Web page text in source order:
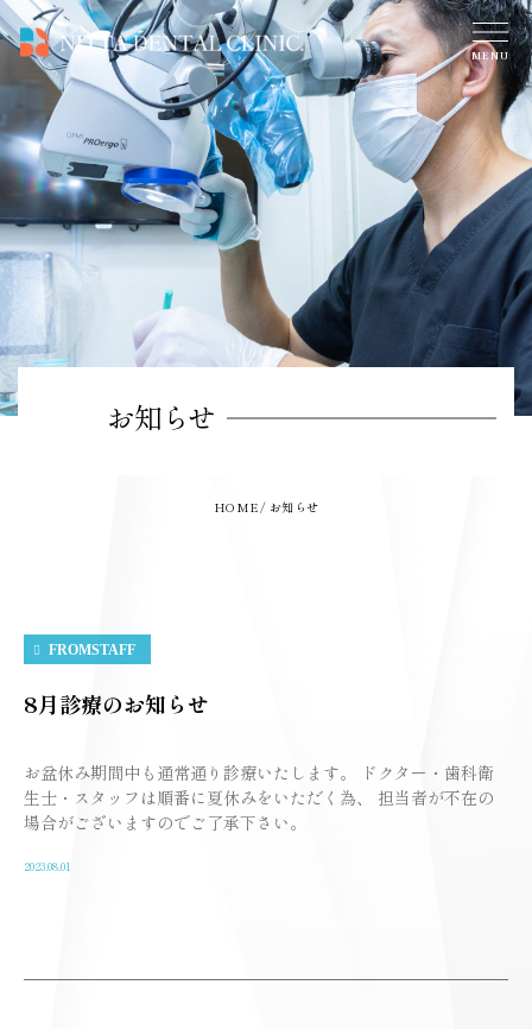
お知らせ
HOME お知らせ
FROMSTAFF
8月診療のお知らせ
お盆休み期間中も通常通り診療いたします。 ドクター・歯科衛
生士・スタッフは順番に夏休みをいただく為、 担当者が不在の
場合がございますのでご了承下さい。
2023.08.01